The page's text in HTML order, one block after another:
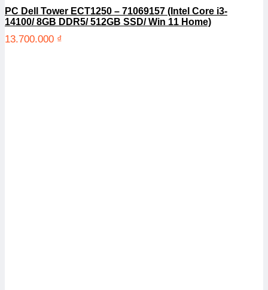
PC Dell Tower ECT1250 – 71069157 (Intel Core i3-
14100/ 8GB DDR5/ 512GB SSD/ Win 11 Home)
13.700.000 ₫